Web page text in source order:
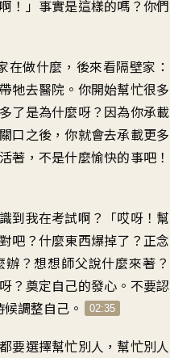
或
降
低
音
量。
！」事實是這樣的嗎？你們
做什麼，後來看隔壁家：
牠去醫院。你開始幫忙很多
了是為什麼呀？因為你承載
口之後，你就會去承載更多
著，不是什麼愉快的事吧！
到我在考試啊？「哎呀！幫
吧？什麼東西爆掉了？正念
？想想師父說什麼來著？
？奠定自己的發心。不要認
調整自己。
02:35
要選擇幫忙別人，幫忙別人